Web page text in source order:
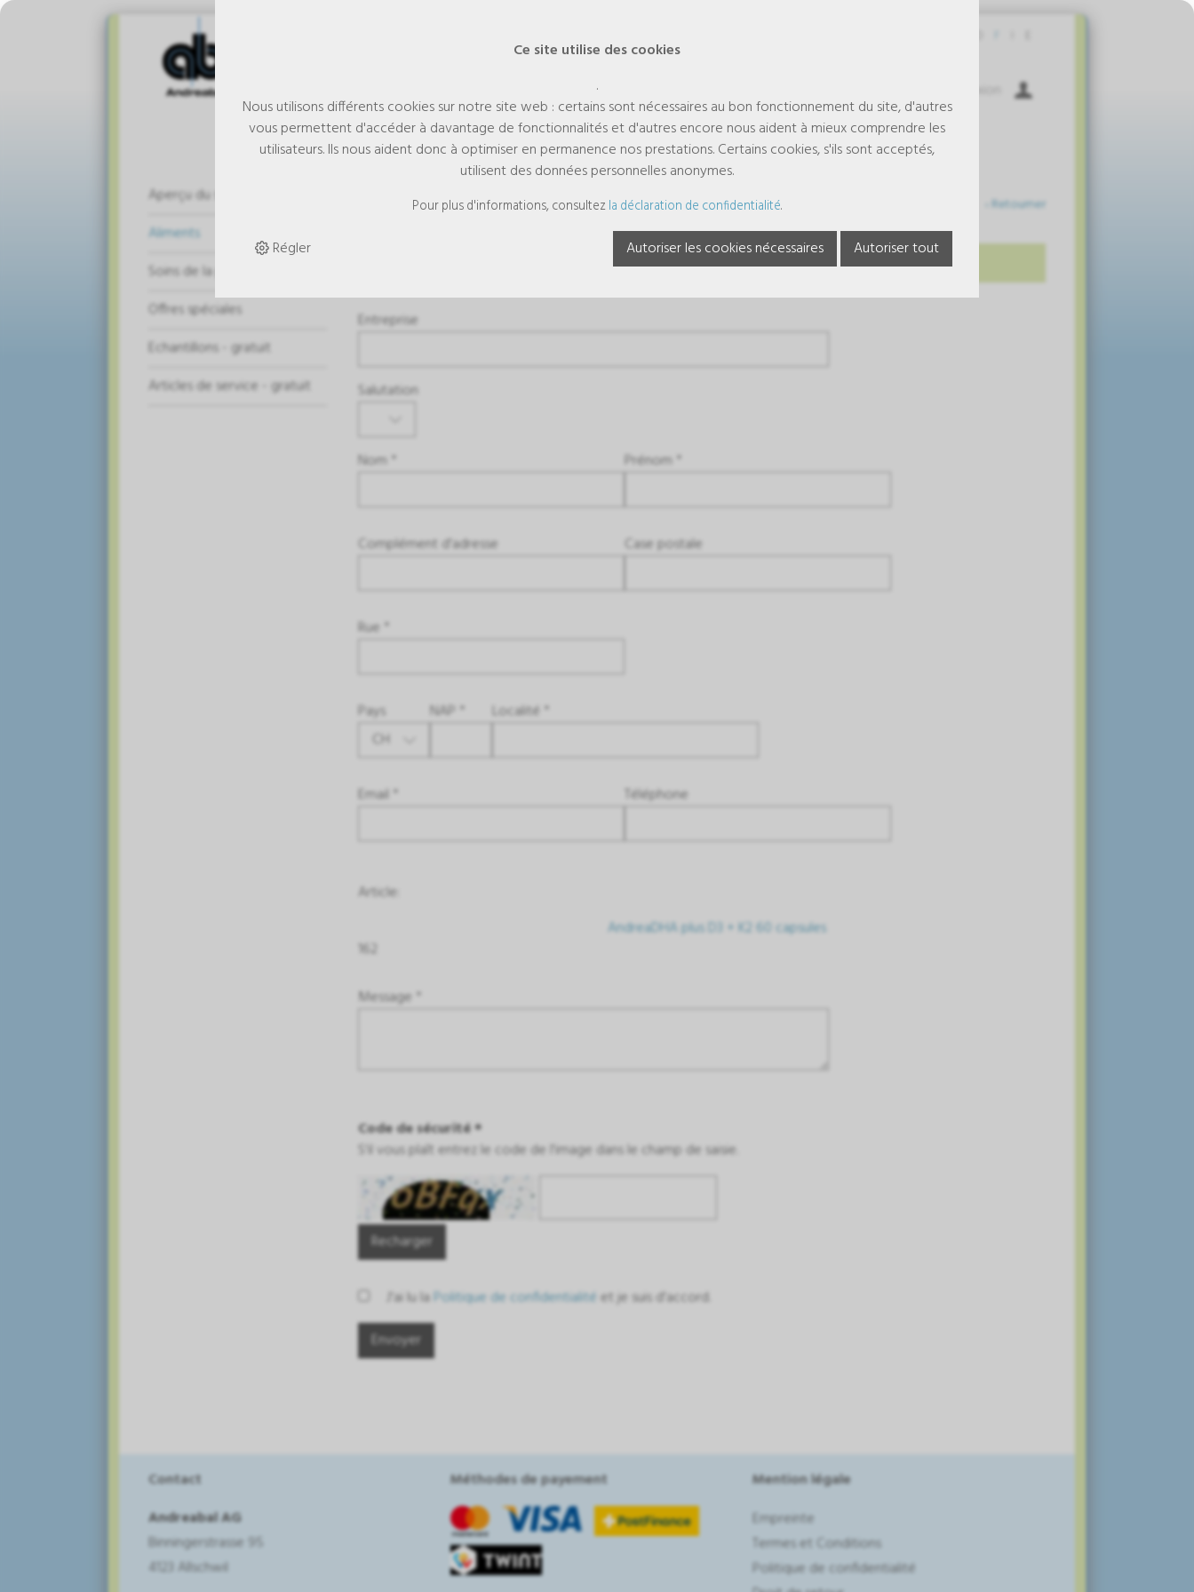
Aperçu du shop
Aliments
Soins de la peau
Offres spéciales
Echantillons - gratuit
Articles de service - gratuit
‹ Retourner
Demande
La livraison s'effectue uniquement en Suisse et dans la Principauté de Liechtenstein.
Entreprise
Salutation
Nom * Prénom *
Complément d'adresse Case postale
Rue *
Pays
CH
NAP * Localité *
Email * Téléphone
Article:
AndreaDHA plus D3 + K2 60 capsules
162
Message *
Code de sécurité *
S'il vous plaît entrez le code de l'image dans le champ de saisie.
Recharger
J'ai lu laPolitique de confidentialitéet je suis d'accord.
Contact
Andreabal AG
Binningerstrasse 95
4123 Allschwil
Méthodes de payement
Mention légale
Empreinte
Termes et Conditions
Politique de confidentialité
Ce site utilise des cookies
.
Nous utilisons différents cookies sur notre site web : certains sont nécessaires au bon fonctionnement du site, d'autres
vous permettent d'accéder à davantage de fonctionnalités et d'autres encore nous aident à mieux comprendre les
utilisateurs. Ils nous aident donc à optimiser en permanence nos prestations. Certains cookies, s'ils sont acceptés,
utilisent des données personnelles anonymes.
Pour plus d'informations, consultezla déclaration de confidentialité.
Régler Autoriser les cookies nécessaires Autoriser tout